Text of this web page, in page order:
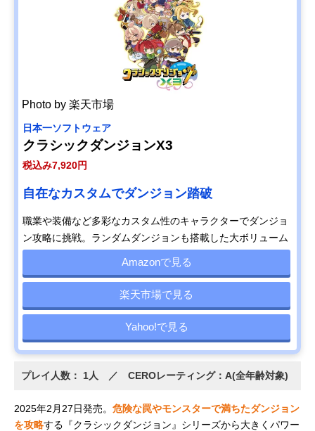
Photo by 楽天市場
日本一ソフトウェア
クラシックダンジョンX3
税込み7,920円
自在なカスタムでダンジョン踏破
職業や装備など多彩なカスタム性のキャラクターでダンジョ
ン攻略に挑戦。ランダムダンジョンも搭載した大ボリューム
Amazonで見る
楽天市場で見る
Yahoo!で見る
プレイ人数： 1人 ／ CEROレーティング：A(全年齢対象)
2025年2月27日発売。 危険な罠やモンスターで満ちたダンジョン
を攻略する『クラシックダンジョン』シリーズから大きくパワー